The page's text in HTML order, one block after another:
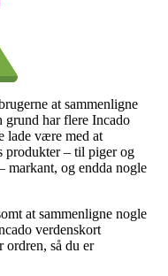
at sammenligne
grund har flere Incado
lade være med at
produkter – til piger og
markant, og endda nogle
at sammenligne nogle
verdenskort
ordren, så du er